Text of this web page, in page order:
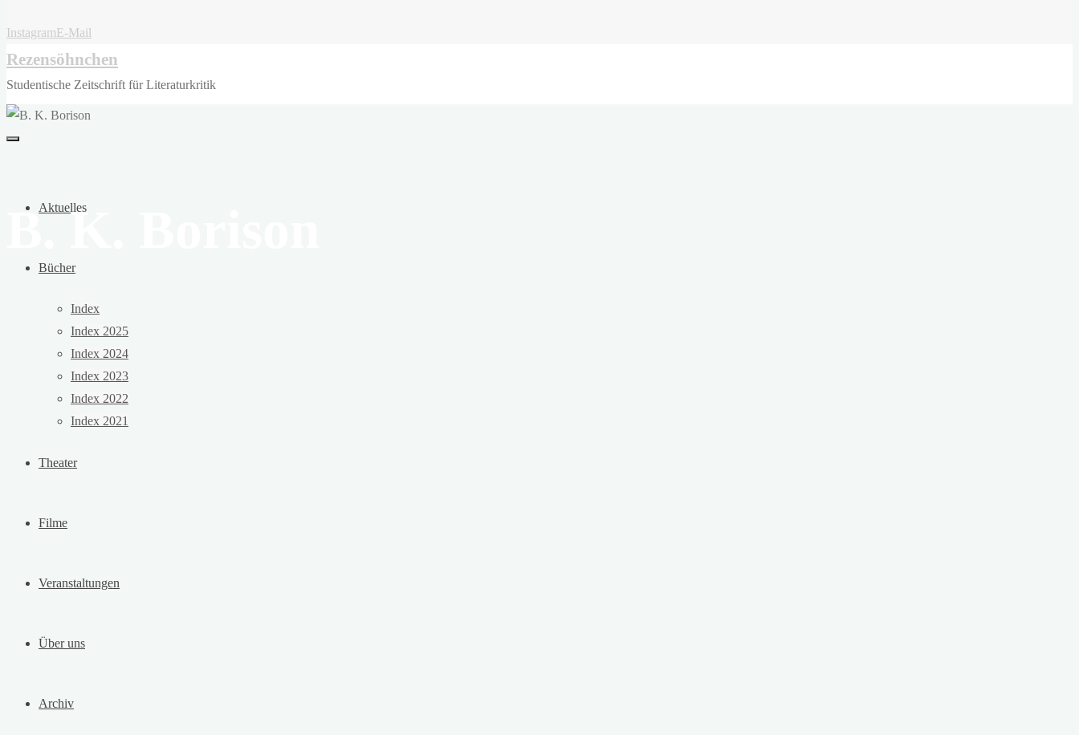
InstagramE-Mail
Rezensöhnchen
Studentische Zeitschrift für Literaturkritik
Aktuelles
Bücher
Index
Index 2025
Index 2024
Index 2023
Index 2022
Index 2021
Theater
Filme
Veranstaltungen
Über uns
Archiv
B. K. Borison